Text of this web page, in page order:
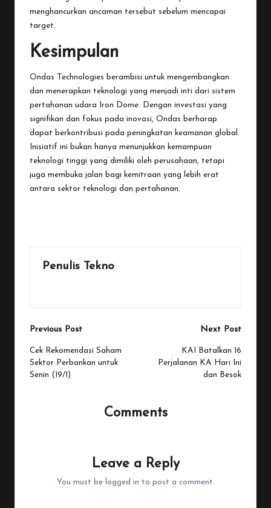
menghancurkan ancaman tersebut sebelum mencapai
target.
Kesimpulan
Ondas Technologies berambisi untuk mengembangkan
dan menerapkan teknologi yang menjadi inti dari sistem
pertahanan udara Iron Dome. Dengan investasi yang
signifikan dan fokus pada inovasi, Ondas berharap
dapat berkontribusi pada peningkatan keamanan global.
Inisiatif ini bukan hanya menunjukkan kemampuan
teknologi tinggi yang dimiliki oleh perusahaan, tetapi
juga membuka jalan bagi kemitraan yang lebih erat
antara sektor teknologi dan pertahanan.
Penulis Tekno
Post
navigation
Previous Post
Cek Rekomendasi Saham
Sektor Perbankan untuk
Senin (19/1)
Next Post
KAI Batalkan 16
Perjalanan KA Hari Ini
dan Besok
Comments
Leave a Reply
You must be logged in to post a comment.